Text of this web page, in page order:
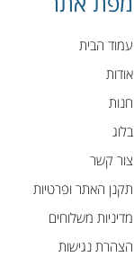
עמוד הבית
אודות
חנות
בלוג
צור קשר
תקנן האתר ופרטיות
מדיניות משלוחים
הצהרת נגישות